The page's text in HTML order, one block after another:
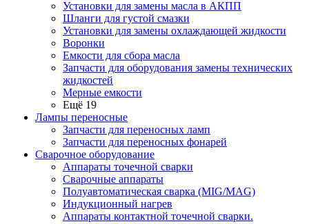
Установки для замены масла в АКПП
Шланги для густой смазки
Установки для замены охлаждающей жидкости
Воронки
Емкости для сбора масла
Запчасти для оборудования замены технических
жидкостей
Мерные емкости
Ещё 19
Лампы переносные
Запчасти для переносных ламп
Запчасти для переносных фонарей
Сварочное оборудование
Аппараты точечной сварки
Сварочные аппараты
Полуавтоматическая сварка (MIG/MAG)
Индукционный нагрев
Аппараты контактной точечной сварки.